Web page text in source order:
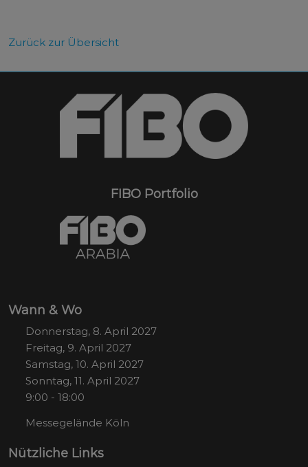
Zurück zur Übersicht
FIBO Portfolio
Wann & Wo
Donnerstag, 8. April 2027
Freitag, 9. April 2027
Samstag, 10. April 2027
Sonntag, 11. April 2027
9:00 - 18:00
Messegelände Köln
Nützliche Links